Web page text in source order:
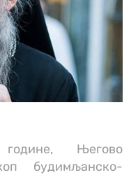
Његово
будимљанско-